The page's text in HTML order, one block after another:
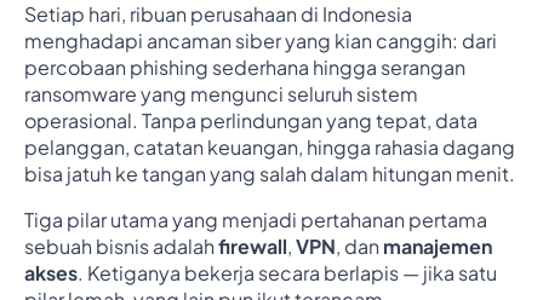
Setiap hari, ribuan perusahaan di Indonesia
menghadapi ancaman siber yang kian canggih: dari
percobaan phishing sederhana hingga serangan
ransomware yang mengunci seluruh sistem
operasional. Tanpa perlindungan yang tepat, data
pelanggan, catatan keuangan, hingga rahasia dagang
bisa jatuh ke tangan yang salah dalam hitungan menit.
Tiga pilar utama yang menjadi pertahanan pertama
sebuah bisnis adalahfirewall,VPN, dan manajemen
akses. Ketiganya bekerja secara berlapis — jika satu